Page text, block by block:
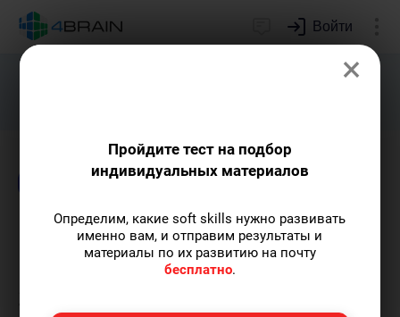
Войти
Подарим индивидуальный план
Риторика и письмо
Как перевести лексику из
пассивного словарного
×
Пройдите тест на подбор
индивидуальных материалов
Определим, какие soft skills нужно развивать
именно вам, и отправим результаты и
материалы по их развитию на почту
бесплатно.